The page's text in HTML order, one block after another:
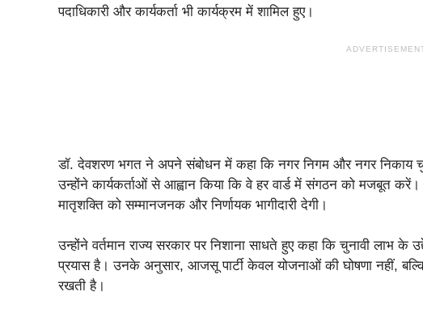
पदाधिकारी और कार्यकर्ता भी कार्यक्रम में शामिल हुए।
डॉ. देवशरण भगत ने अपने संबोधन में कहा कि नगर निगम और नगर निकाय
उन्होंने कार्यकर्ताओं से आह्वान किया कि वे हर वार्ड में संगठन को मजबूत
मातृशक्ति को सम्मानजनक और निर्णायक भागीदारी देगी।
उन्होंने वर्तमान राज्य सरकार पर निशाना साधते हुए कहा कि चुनावी लाभ के
प्रयास है। उनके अनुसार, आजसू पार्टी केवल योजनाओं की घोषणा नहीं,
रखती है।